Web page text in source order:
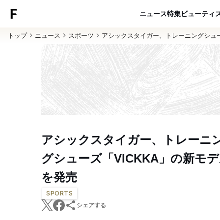
ニュース特集ビューティ
トップ ニュース スポーツ アシックスタイガー、トレーニングシ
アシックスタイガー、トレーニ
グシューズ「VICKKA」の新モ
を発売
SPORTS
シェアする